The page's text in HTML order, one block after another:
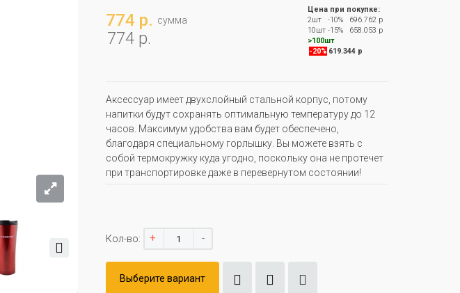
774 р. сумма
774 р.
Цена при покупке:
2шт
-10%
696.762 р
10шт -15%
658.053 р
>100шт
-20% 619.344 р
Аксессуар имеет двухслойный стальной корпус, потому
напитки будут сохранять оптимальную температуру до 12
часов. Максимум удобства вам будет обеспечено,
благодаря специальному горлышку. Вы можете взять с
собой термокружку куда угодно, поскольку она не протечет
при транспортировке даже в перевернутом состоянии!
Кол-во: + -
Выберите вариант